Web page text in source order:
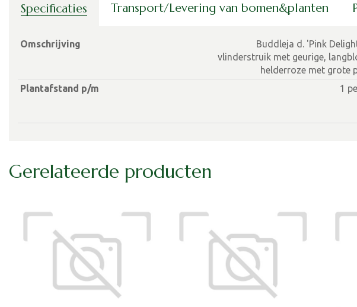
Specificaties Transport/Levering van bomen&planten
Omschrijving
Buddleja d. 'Pink
vlinderstruik met geurige,
helderroze met grote
Plantafstand p/m 1
Gerelateerde producten